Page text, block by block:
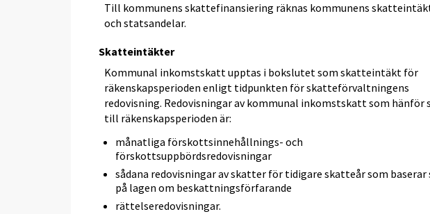
Till kommunens skattefinansiering räknas kommunens
och statsandelar.
Skatteintäkter
Kommunal inkomstskatt upptas i bokslutet som skatteintäkt för
räkenskapsperioden enligt tidpunkten för skatteförvaltningens
redovisning. Redovisningar av kommunal inkomstskatt som hänför
till räkenskapsperioden är:
månatliga förskottsinnehållnings- och
förskottsuppbördsredovisningar
sådana redovisningar av skatter för tidigare skatteår som baserar
på lagen om beskattningsförfarande
rättelseredovisningar.